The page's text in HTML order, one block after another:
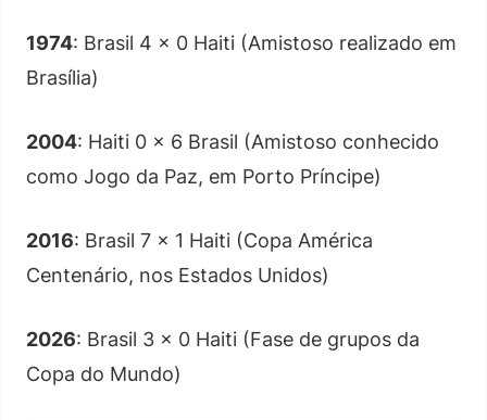
1974: Brasil 4 x 0 Haiti (Amistoso realizado em
Brasília)
2004: Haiti 0 x 6 Brasil (Amistoso conhecido
como Jogo da Paz, em Porto Príncipe)
2016: Brasil 7 x 1 Haiti (Copa América
Centenário, nos Estados Unidos)
2026: Brasil 3 x 0 Haiti (Fase de grupos da
Copa do Mundo)